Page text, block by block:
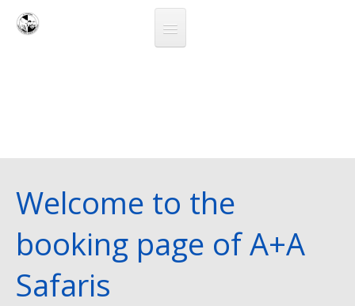
National Parks
Welcome to the
booking page of A+A
Safaris